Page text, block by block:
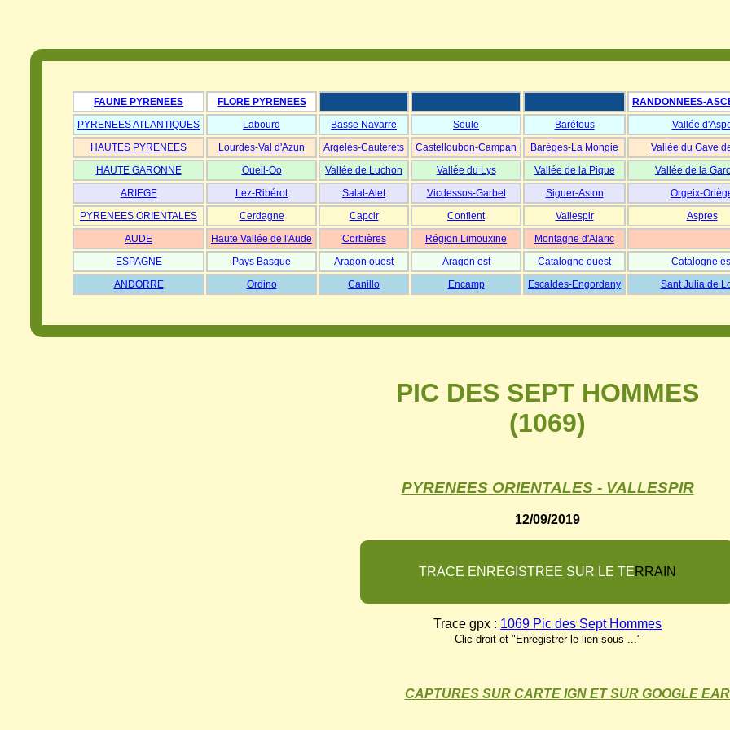
FAUNE PYRENEES FLORE PYRENEES
RANDONNEES-
PYRENEES ATLANTIQUES
Labourd Basse Navarre Soule Barétous
Vallée
HAUTES PYRENEES
Lourdes-Val d'Azun Argelès-Cauterets Castelloubon-Campan Barèges-La Mongie
Vallée du Gave
HAUTE GARONNE
Oueil-Oo Vallée de Luchon Vallée du Lys Vallée de la Pique
Vallée de la
ARIEGE
Lez-Ribérot Salat-Alet Vicdessos-Garbet Siguer-Aston
Orgeix-
PYRENEES ORIENTALES
Cerdagne Capcir Conflent Vallespir
Aspres
AUDE
Haute Vallée de l'Aude Corbières Région Limouxine
Montagne d'Alaric
ESPAGNE
Pays Basque Aragon ouest Aragon est Catalogne ouest
Catalogne
ANDORRE
Ordino Canillo Encamp Escaldes-Engordany Sant Julia de
PIC DES SEPT HOMMES
(1069)
PYRENEES ORIENTALES - VALLESPIR
12/09/2019
TRACE EN REG STREE SUR LE TERRA N
Trace gpx : 1069 Pic des Sept Hommes
Clic droit et "Enregistrer le lien sous ..."
CAPTURES SUR CARTE IGN ET SUR GOOGLE